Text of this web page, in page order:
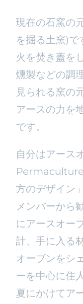
現在の石窯の
を掘る土窯)で
火を焚き蓋を
燻製などの調
見られる窯の
アースの力を
です。
自分はアース
Permaculture
方のデザイン
メンバーから
にアースオー
計、手に入る
オーブンをシ
ーを中心に住
夏にかけてア